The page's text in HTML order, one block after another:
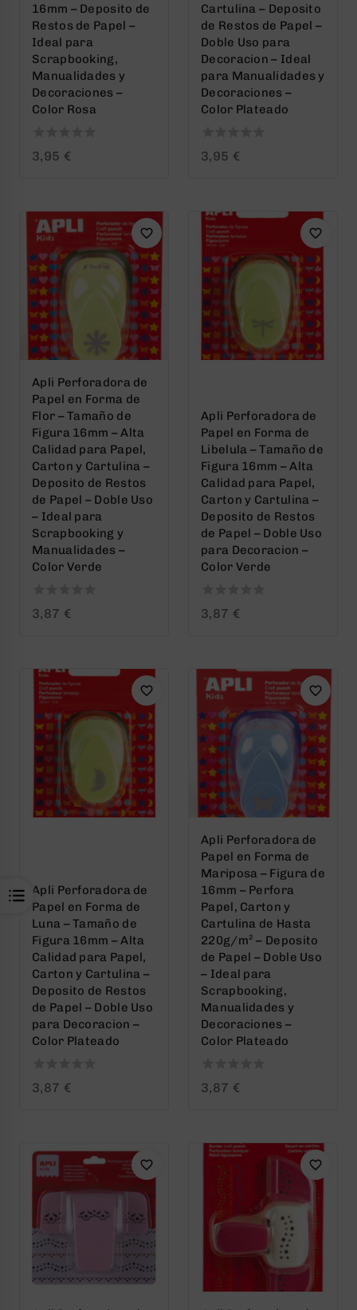
16mm – Deposito de
Restos de Papel –
Ideal para
Scrapbooking,
Manualidades y
Decoraciones –
Color Rosa
0
3,95 €
Cartulina – Deposito
de Restos de Papel –
Doble Uso para
Decoracion – Ideal
para Manualidades y
Decoraciones –
Color Plateado
0
3,95 €
Apli Perforadora de
Papel en Forma de
Flor – Tamaño de
Figura 16mm – Alta
Calidad para Papel,
Carton y Cartulina –
Deposito de Restos
de Papel – Doble Uso
– Ideal para
Scrapbooking y
Manualidades –
Color Verde
0
3,87 €
Apli Perforadora de
Papel en Forma de
Libelula – Tamaño de
Figura 16mm – Alta
Calidad para Papel,
Carton y Cartulina –
Deposito de Restos
de Papel – Doble Uso
para Decoracion –
Color Verde
0
3,87 €
Apli Perforadora de
Papel en Forma de
Luna – Tamaño de
Figura 16mm – Alta
Calidad para Papel,
Carton y Cartulina –
Deposito de Restos
de Papel – Doble Uso
para Decoracion –
Color Plateado
0
3,87 €
Apli Perforadora de
Papel en Forma de
Mariposa – Figura de
16mm – Perfora
Papel, Carton y
Cartulina de Hasta
220g/m² – Deposito
de Papel – Doble Uso
– Ideal para
Scrapbooking,
Manualidades y
Decoraciones –
Color Plateado
0
3,87 €